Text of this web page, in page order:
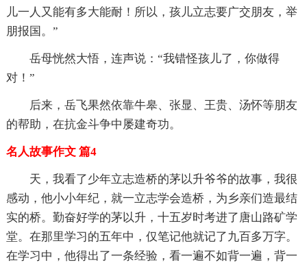
儿一人又能有多大能耐！所以，孩儿立志要广交朋友，举
朋报国。”
岳母恍然大悟，连声说：“我错怪孩儿了，你做得
对！”
后来，岳飞果然依靠牛皋、张显、王贵、汤怀等朋友
的帮助，在抗金斗争中屡建奇功。
名人故事作文 篇4
天，我看了少年立志造桥的茅以升爷爷的故事，我很
感动，他小小年纪，就一立志学会造桥，为乡亲们造最结
实的桥。勤奋好学的茅以升，十五岁时考进了唐山路矿学
堂。在那里学习的五年中，仅笔记他就记了九百多万字。
在学习中，他得出了一条经验，看一遍不如背一遍，背一